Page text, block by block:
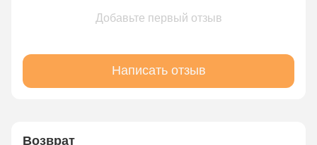
Добавьте первый отзыв
Написать отзыв
Возврат